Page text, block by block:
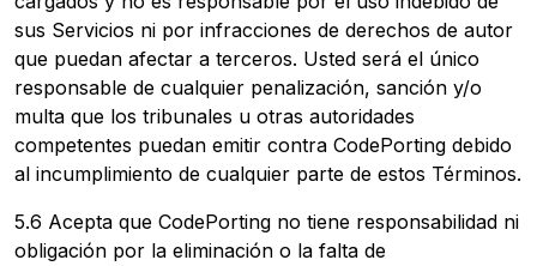
sus Servicios ni por infracciones de derechos de autor
que puedan afectar a terceros. Usted será el único
responsable de cualquier penalización, sanción y/o
multa que los tribunales u otras autoridades
competentes puedan emitir contra CodePorting debido
al incumplimiento de cualquier parte de estos Términos.
5.6 Acepta que CodePorting no tiene responsabilidad ni
obligación por la eliminación o la falta de